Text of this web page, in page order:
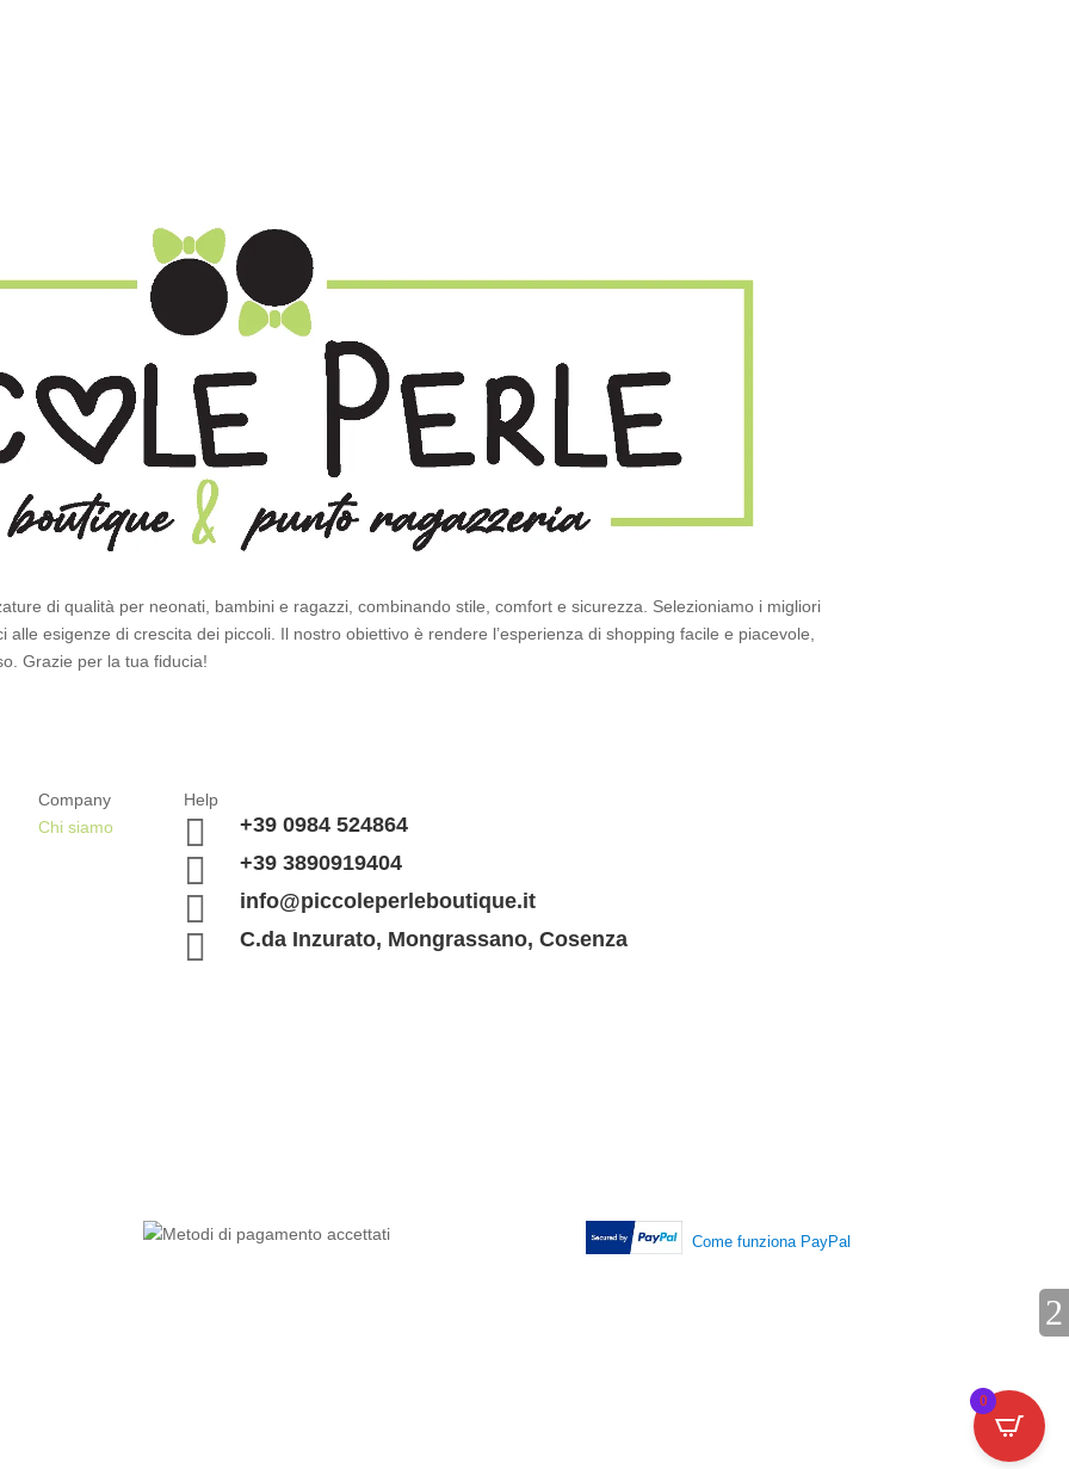
di qualità per neonati, bambini e ragazzi, combinando stile, comfort e sicurezza. Selezioniamo i migliori
esigenze di crescita dei piccoli. Il nostro obiettivo è rendere l’esperienza di shopping facile e piacevole,
Grazie per la tua fiducia!
Company
Chi siamo
Help
 +39 0984 524864
 +39 3890919404
 info@piccoleperleboutique.it
 C.da Inzurato, Mongrassano, Cosenza
Come funziona PayPal
0